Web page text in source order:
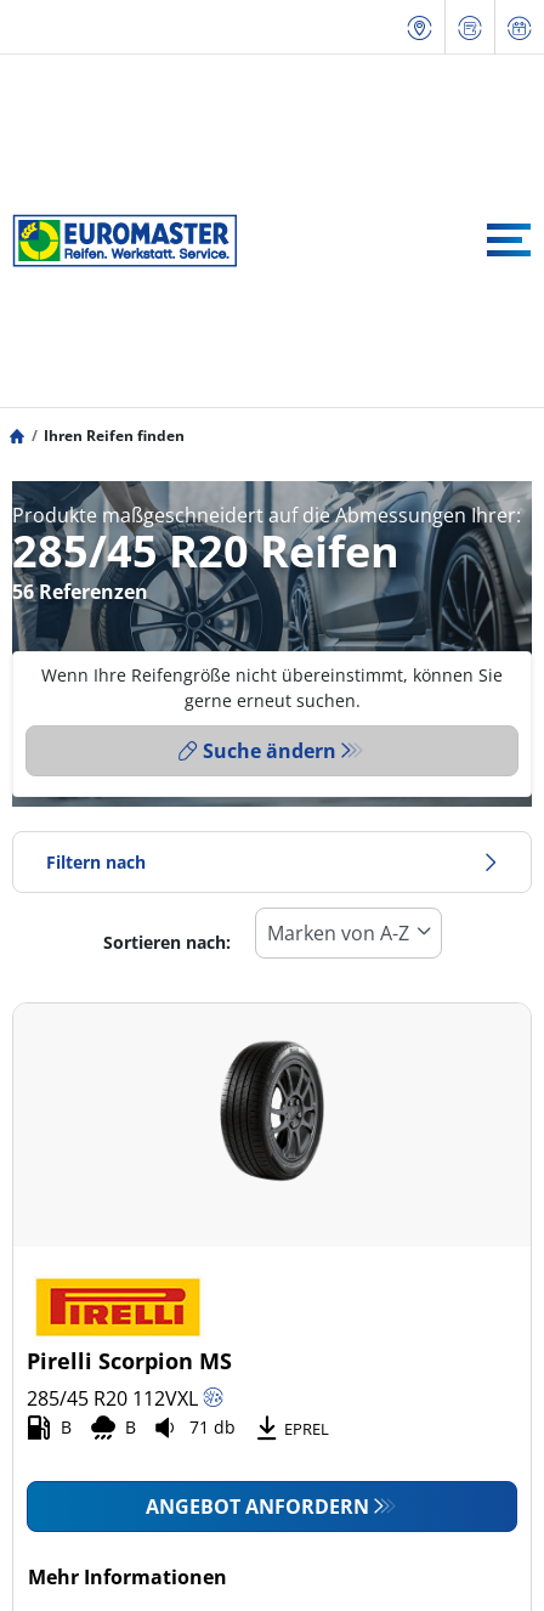
Ihren Reifen finden
Produkte maßgeschneidert auf die Abmessungen Ihrer:
285/45 R20 Reifen
56 Referenzen
Wenn Ihre Reifengröße nicht übereinstimmt, können Sie
gerne erneut suchen.
Suche ändern
Filtern nach
Reifentyp
Alle Arten (56)
Ganzjahresreifen (5)
Pkw (34)
4x4/Offroad (22)
Transporter (0)
Wohnmobil (0)
Sortieren nach:
Pirelli Scorpion MS
285/45 R20 112VXL
B B 71 db EPREL
ANGEBOT ANFORDERN
Mehr Informationen